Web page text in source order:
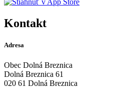
Kontakt
Adresa
Obec Dolná Breznica
Dolná Breznica 61
020 61 Dolná Breznica